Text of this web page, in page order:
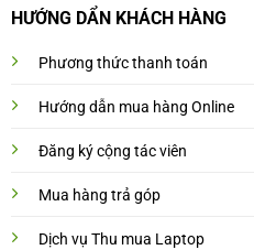
HƯỚNG DẨN KHÁCH HÀNG
Phương thức thanh toán
Hướng dẫn mua hàng Online
Đăng ký cộng tác viên
Mua hàng trả góp
Dịch vụ Thu mua Laptop